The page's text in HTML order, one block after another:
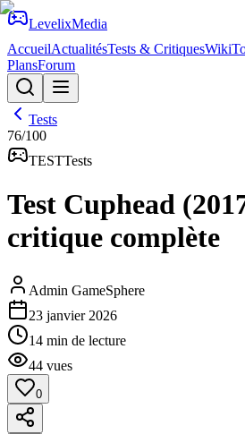
LevelixMedia
AccueilActualitésTests & CritiquesWiki
PlansForum
Tests
76/100
TESTTests
Test Cuphead
critique complète
Admin GameSphere
23 janvier 2026
14 min de lecture
44 vues
0